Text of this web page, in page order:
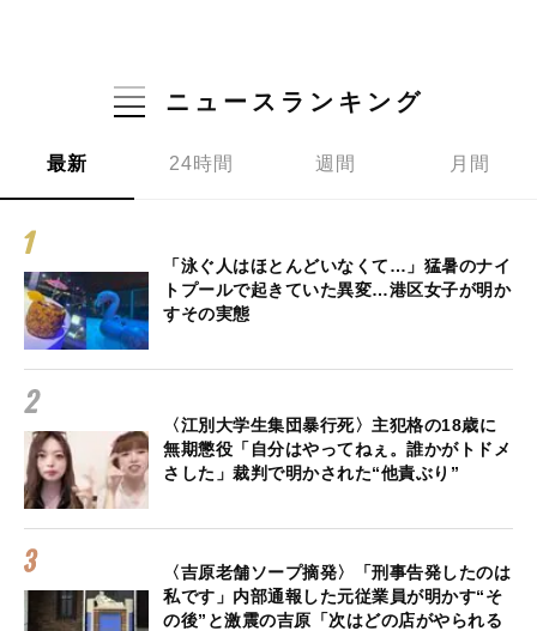
ニュースランキング
最新 24時間 週間 月間
「泳ぐ人はほとんどいなくて…」猛暑のナイ
トプールで起きていた異変…港区女子が明か
すその実態
〈江別大学生集団暴行死〉主犯格の18歳に
無期懲役「自分はやってねぇ。誰かがトドメ
さした」裁判で明かされた“他責ぶり”
〈吉原老舗ソープ摘発〉「刑事告発したのは
私です」内部通報した元従業員が明かす“そ
の後”と激震の吉原「次はどの店がやられる